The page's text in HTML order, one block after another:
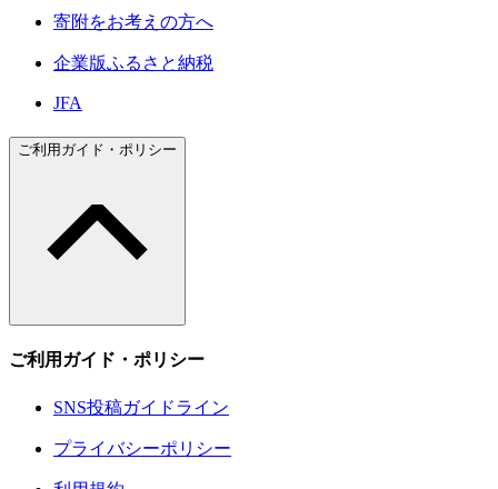
寄附をお考えの方へ
企業版ふるさと納税
JFA
ご利用ガイド・ポリシー
ご利用ガイド・ポリシー
SNS投稿ガイドライン
プライバシーポリシー